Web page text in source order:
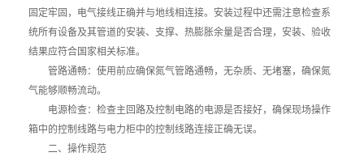
固定牢固，电气接线正确并与地线相连接。安装过程中还需注意检查系
统所有设备及其管道的安装、支撑、热膨胀余量是否合理，安装、验收
结果应符合国家相关标准。
管路通畅：使用前应确保氮气管路通畅，无杂质、无堵塞，确保氮
气能够顺畅流动。
电源检查：检查主回路及控制电路的电源是否接好，确保现场操作
箱中的控制线路与电力柜中的控制线路连接正确无误。
二、操作规范